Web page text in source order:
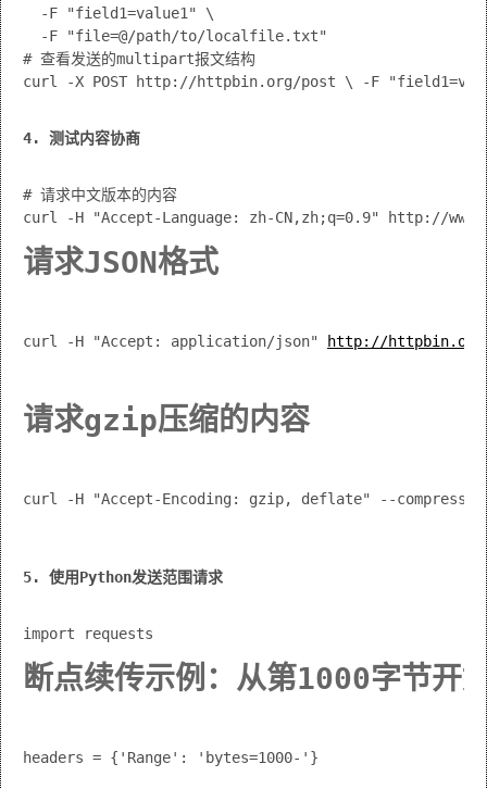
  -F "field1=value1" \
# 查看发送的multipart报文结构
curl -X POST http://httpbin.org/post \ -F
4. 测试内容协商
# 请求中文版本的内容
请求JSON格式
curl -H "Accept: application/json" http://
请求gzip压缩的内容
curl -H "Accept-Encoding: gzip, deflate" --
5. 使用Python发送范围请求
断点续传示例：从第1000字节开
headers = {'Range': 'bytes=1000-'}